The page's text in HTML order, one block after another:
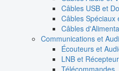
Câbles USB et
Câbles Spéciaux
Câbles
Communications et
Écouteurs et
LNB et